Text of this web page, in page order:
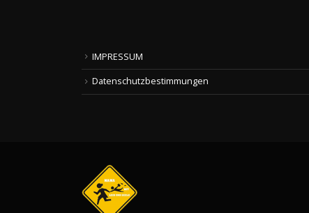
IMPRESSUM
Datenschutzbestimmungen